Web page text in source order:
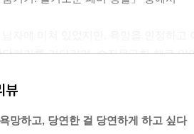
하기를 기다리며, 순진무구한 채로 있
면서 남미새인 게 모순적이라고 느낀
성학을 배우며 알게 되었다.
뷰
망하고, 당연한 걸 당연하게 하고 싶다